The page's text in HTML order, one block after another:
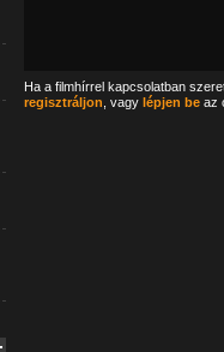
Ha a filmhírrel kapcsolatban
regisztráljon , vagy lépjen beaz